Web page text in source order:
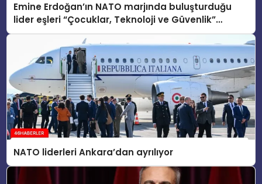
Emine Erdoğan’ın NATO marjında buluşturduğu
lider eşleri “Çocuklar, Teknoloji ve Güvenlik”
konusunu ele aldı
NATO liderleri Ankara’dan ayrılıyor